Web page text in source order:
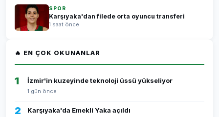
SPOR
Karşıyaka'dan filede orta oyuncu transferi
1 saat önce
🔥 EN ÇOK OKUNANLAR
1 İzmir'in kuzeyinde teknoloji üssü yükseliyor
1 gün önce
2 Karşıyaka'da Emekli Yaka açıldı